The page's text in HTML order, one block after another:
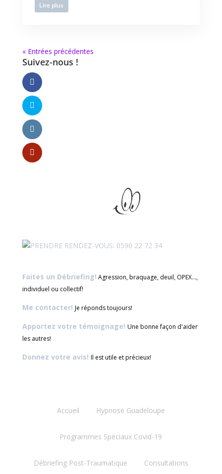
Lire plus
« Entrées précédentes
Suivez-nous !
Faites un Débriefing! Agression, braquage, deuil, OPEX...,
individuel ou collectif!
Me contacter! Je réponds toujours!
Apportez votre témoignage! Une bonne façon d'aider
les autres!
Donnez votre avis! Il est utile et précieux!
Accueil Hypnose Guadeloupe
Programmes Spéciaux Covid-19
Débriefing Post-Traumatique Consultations